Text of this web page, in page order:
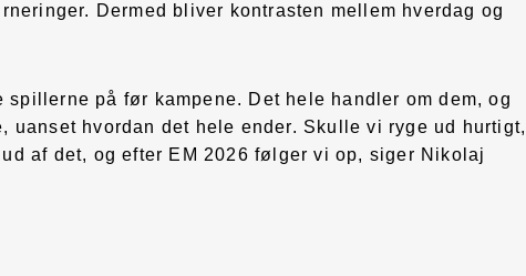
Dermed bliver kontrasten mellem hverdag og
på før kampene. Det hele handler om dem, og
uanset hvordan det hele ender. Skulle vi ryge ud hurtigt,
af det, og efter EM 2026 følger vi op, siger Nikolaj